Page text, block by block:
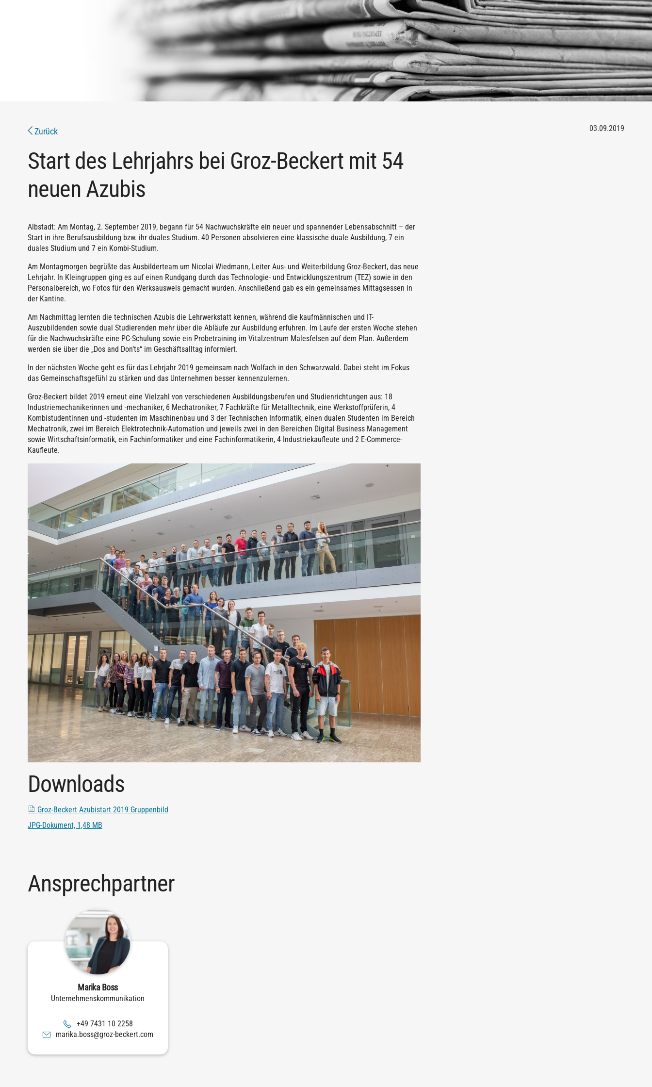
Zurück 03.09.2019
Start des Lehrjahrs bei Groz-Beckert mit 54
neuen Azubis
Albstadt: Am Montag, 2. September 2019, begann für 54 Nachwuchskräfte ein neuer und spannender Lebensabschnitt – der
Start in ihre Berufsausbildung bzw. ihr duales Studium. 40 Personen absolvieren eine klassische duale Ausbildung, 7 ein
duales Studium und 7 ein Kombi-Studium.
Am Montagmorgen begrüßte das Ausbilderteam um Nicolai Wiedmann, Leiter Aus- und Weiterbildung Groz-Beckert, das neue
Lehrjahr. In Kleingruppen ging es auf einen Rundgang durch das Technologie- und Entwicklungszentrum (TEZ) sowie in den
Personalbereich, wo Fotos für den Werksausweis gemacht wurden. Anschließend gab es ein gemeinsames Mittagsessen in
der Kantine.
Am Nachmittag lernten die technischen Azubis die Lehrwerkstatt kennen, während die kaufmännischen und IT-
Auszubildenden sowie dual Studierenden mehr über die Abläufe zur Ausbildung erfuhren. Im Laufe der ersten Woche stehen
für die Nachwuchskräfte eine PC-Schulung sowie ein Probetraining im Vitalzentrum Malesfelsen auf dem Plan. Außerdem
werden sie über die „Dos and Don‘ts“ im Geschäftsalltag informiert.
In der nächsten Woche geht es für das Lehrjahr 2019 gemeinsam nach Wolfach in den Schwarzwald. Dabei steht im Fokus
das Gemeinschaftsgefühl zu stärken und das Unternehmen besser kennenzulernen.
Groz-Beckert bildet 2019 erneut eine Vielzahl von verschiedenen Ausbildungsberufen und Studienrichtungen aus: 18
Industriemechanikerinnen und -mechaniker, 6 Mechatroniker, 7 Fachkräfte für Metalltechnik, eine Werkstoffprüferin, 4
Kombistudentinnen und -studenten im Maschinenbau und 3 der Technischen Informatik, einen dualen Studenten im Bereich
Mechatronik, zwei im Bereich Elektrotechnik-Automation und jeweils zwei in den Bereichen Digital Business Management
sowie Wirtschaftsinformatik, ein Fachinformatiker und eine Fachinformatikerin, 4 Industriekaufleute und 2 E-Commerce-
Kaufleute.
Downloads
Groz-Beckert Azubistart 2019 Gruppenbild
JPG-Dokument, 1,48 MB
Ansprechpartner
Marika Boss
Unternehmenskommunikation
8522 01 1347 94+
moc.trekceb-zorg@ssob.akiram